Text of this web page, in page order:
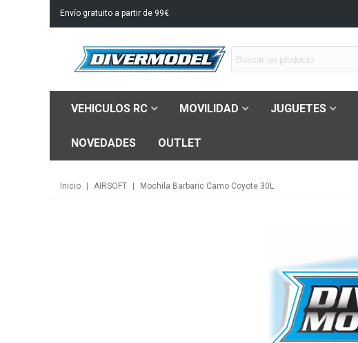
Envío gratuito a partir de 99€
VEHICULOS RC MOVILIDAD JUGUETES
NOVEDADES OUTLET
Inicio AIRSOFT Mochila Barbaric Camo Coyote 30L